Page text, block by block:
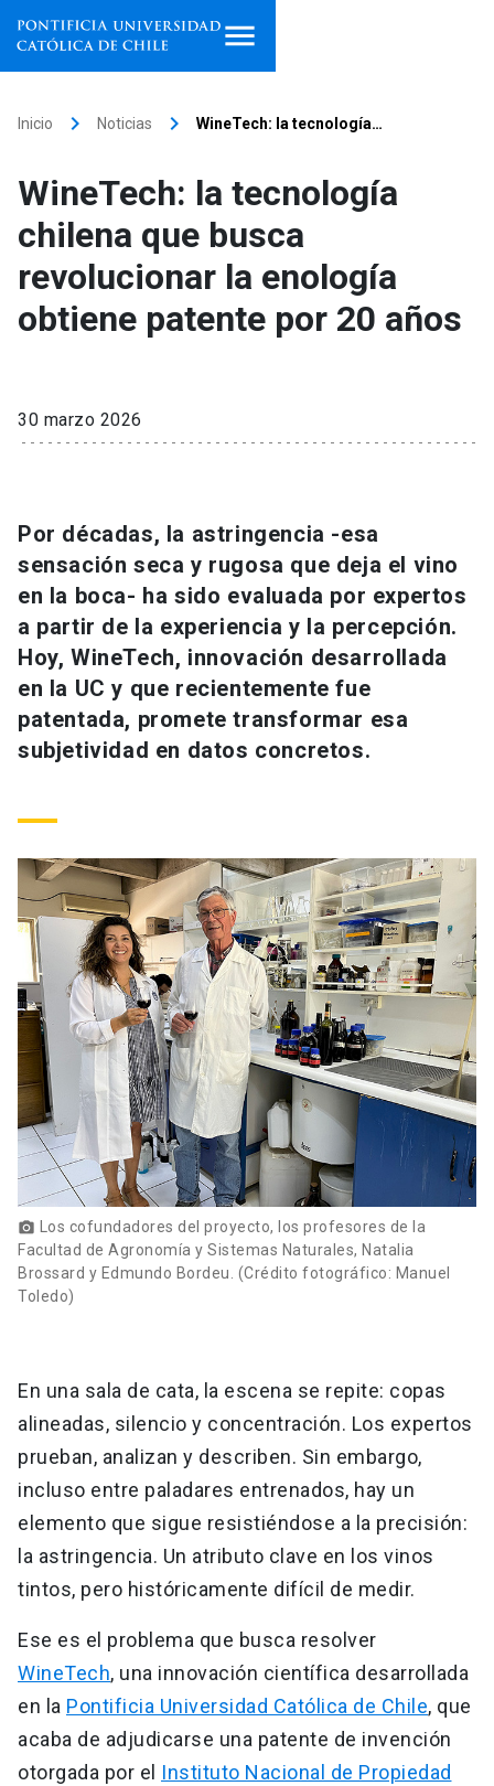
Facultades, escuelas e
institutos
Investigación
Información para keyboard_arrow_down
Futuros estudiantes
Estudiantes
Académicos
Padres y familia
Vecinos launch
Go to english site launch
ACCESOS DIRECTOS
Admisión launch
Mi Cuenta UC
Correo UC
Mi Portal UC launch
Medios Biblioteca launch
Donaciones launch
Inicio keyboard_arrow_right Noticias keyboard_arrow_right WineTech: la tecnología…
WineTech: la tecnología
chilena que busca
revolucionar la enología
obtiene patente por 20 años
30 marzo 2026
Por décadas, la astringencia -esa
sensación seca y rugosa que deja el vino
en la boca- ha sido evaluada por expertos
a partir de la experiencia y la percepción.
Hoy, WineTech, innovación desarrollada
en la UC y que recientemente fue
patentada, promete transformar esa
subjetividad en datos concretos.
photo_camera Los cofundadores del proyecto, los profesores de la
Facultad de Agronomía y Sistemas Naturales, Natalia
Brossard y Edmundo Bordeu. (Crédito fotográfico: Manuel
Toledo)
En una sala de cata, la escena se repite: copas
alineadas, silencio y concentración. Los expertos
prueban, analizan y describen. Sin embargo,
incluso entre paladares entrenados, hay un
elemento que sigue resistiéndose a la precisión:
la astringencia. Un atributo clave en los vinos
tintos, pero históricamente difícil de medir.
Ese es el problema que busca resolver
WineTech, una innovación científica desarrollada
en la Pontificia Universidad Católica de Chile, que
acaba de adjudicarse una patente de invención
otorgada por el Instituto Nacional de Propiedad